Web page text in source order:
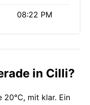
08:22 PM
in Cilli?
20°C, mit klar. Ein